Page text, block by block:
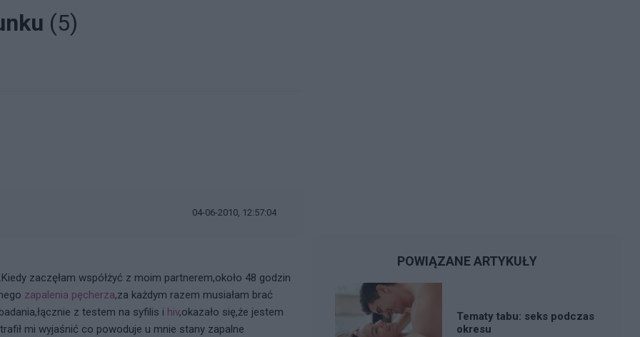
(5)
04-06-2010, 12:57:04
zaczęłam współżyć z moim partnerem,około 48 godzin
zapalenia pęcherza,za każdym razem musiałam brać
z testem na syfilis i hiv,okazało się,że jestem
mi wyjaśnić co powoduje u mnie stany zapalne
POWIĄZANE ARTYKUŁY
Tematy tabu: seks podczas
okresu